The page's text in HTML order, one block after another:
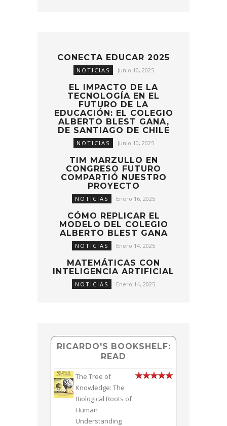
CONECTA EDUCAR 2025
NOTICIAS Junio 10, 2025
EL IMPACTO DE LA
TECNOLOGÍA EN EL
FUTURO DE LA
EDUCACIÓN: EL COLEGIO
ALBERTO BLEST GANA,
DE SANTIAGO DE CHILE
NOTICIAS Junio 10, 2025
TIM MARZULLO EN
CONGRESO FUTURO
COMPARTIÓ NUESTRO
PROYECTO
NOTICIAS Enero 16, 2025
CÓMO REPLICAR EL
MODELO DEL COLEGIO
ALBERTO BLEST GANA
NOTICIAS Enero 14, 2025
MATEMÁTICAS CON
INTELIGENCIA ARTIFICIAL
NOTICIAS Enero 14, 2025
RICARDO'S BOOKSHELF:
READ
The Tree of
Knowledge: The
Biological Roots of
Human
Understanding